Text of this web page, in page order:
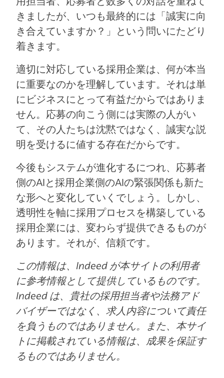
きましたが、いつも最終的には「誠実に向
き合えていますか？」という問いにたどり
着きます。
適切に対応している採用企業は、何が本当
に重要なのかを理解しています。それは単
にビジネスにとって有益だからではありま
せん。応募の向こう側には実際の人がい
て、その人たちは沈黙ではなく、誠実な説
明を受けるに値する存在だからです。
今後もシステムが進化するにつれ、応募者
側のAIと採用企業側のAIの緊張関係も新た
な形へと変化していくでしょう。しかし、
透明性を軸に採用プロセスを構築している
採用企業には、変わらず提供できるものが
あります。それが、信頼です。
この情報は、Indeed が本サイトの利用者
に参考情報として提供しているものです。
Indeed は、貴社の採用担当者や法務アド
バイザーではなく、求人内容について責任
を負うものではありません。また、本サイ
トに掲載されている情報は、成果を保証す
るものではありません。